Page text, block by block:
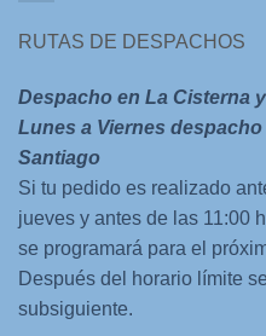
RUTAS DE DESPACHOS
Despacho en La Cisterna
Lunes a Viernes
Santiago
Si tu pedido es realizado
jueves y antes de las 11:00
se programará para el
Después del horario límite
subsiguiente.